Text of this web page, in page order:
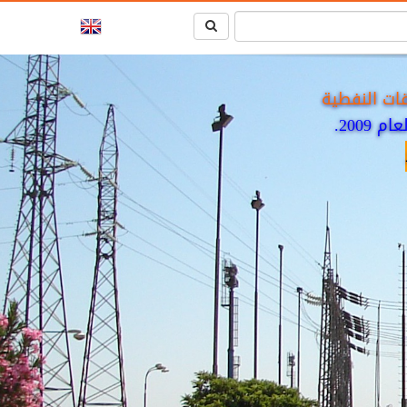
النفطية